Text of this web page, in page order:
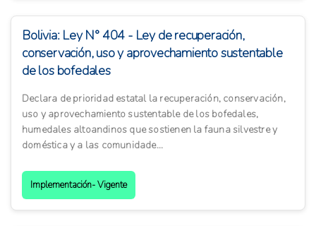
Bolivia: Ley N° 404 - Ley de recuperación,
conservación, uso y aprovechamiento sustentable
de los bofedales
Declara de prioridad estatal la recuperación, conservación,
uso y aprovechamiento sustentable de los bofedales,
humedales altoandinos que sostienen la fauna silvestre y
doméstica y a las comunidade...
Implementación- Vigente